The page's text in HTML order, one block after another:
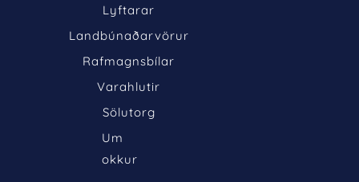
Lyftarar
Landbúnaðarvörur
Rafmagnsbílar
Varahlutir
Sölutorg
Um
okkur